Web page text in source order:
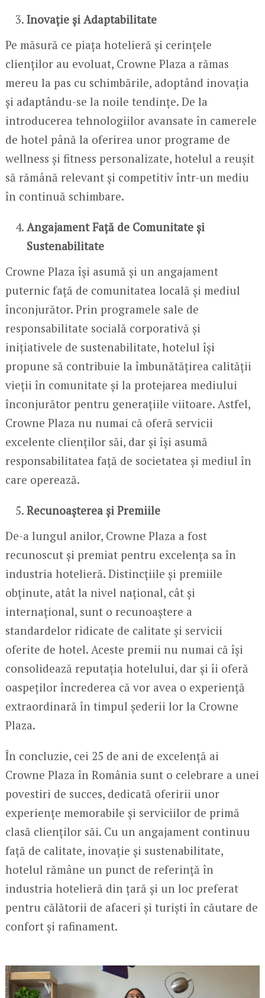
Inovație și Adaptabilitate
Pe măsură ce piața hotelieră și cerințele
clienților au evoluat, Crowne Plaza a rămas
mereu la pas cu schimbările, adoptând inovația
și adaptându-se la noile tendințe. De la
introducerea tehnologiilor avansate în camerele
de hotel până la oferirea unor programe de
wellness și fitness personalizate, hotelul a reușit
să rămână relevant și competitiv într-un mediu
în continuă schimbare.
Angajament Față de Comunitate și
Sustenabilitate
Crowne Plaza își asumă și un angajament
puternic față de comunitatea locală și mediul
înconjurător. Prin programele sale de
responsabilitate socială corporativă și
inițiativele de sustenabilitate, hotelul își
propune să contribuie la îmbunătățirea calității
vieții în comunitate și la protejarea mediului
înconjurător pentru generațiile viitoare. Astfel,
Crowne Plaza nu numai că oferă servicii
excelente clienților săi, dar și își asumă
responsabilitatea față de societatea și mediul în
care operează.
Recunoașterea și Premiile
De-a lungul anilor, Crowne Plaza a fost
recunoscut și premiat pentru excelența sa în
industria hotelieră. Distincțiile și premiile
obținute, atât la nivel național, cât și
internațional, sunt o recunoaștere a
standardelor ridicate de calitate și servicii
oferite de hotel. Aceste premii nu numai că își
consolidează reputația hotelului, dar și îi oferă
oaspeților încrederea că vor avea o experiență
extraordinară în timpul șederii lor la Crowne
Plaza.
În concluzie, cei 25 de ani de excelență ai
Crowne Plaza în România sunt o celebrare a unei
povestiri de succes, dedicată oferirii unor
experiențe memorabile și serviciilor de primă
clasă clienților săi. Cu un angajament continuu
față de calitate, inovație și sustenabilitate,
hotelul rămâne un punct de referință în
industria hotelieră din țară și un loc preferat
pentru călătorii de afaceri și turiști în căutare de
confort și rafinament.